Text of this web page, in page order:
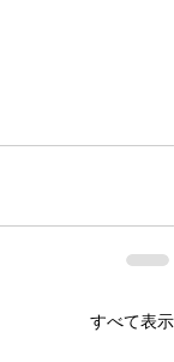
すべて表示